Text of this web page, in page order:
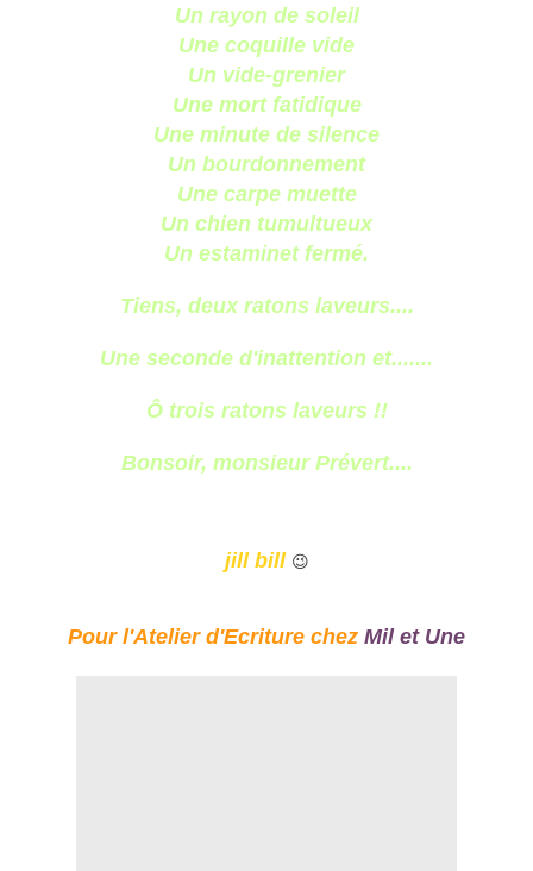
Un rayon de soleil
Une coquille vide
Un vide-grenier
Une mort fatidique
Une minute de silence
Un bourdonnement
Une carpe muette
Un chien tumultueux
Un estaminet fermé.
Tiens, deux ratons laveurs....
Une seconde d'inattention et.......
Ô trois ratons laveurs !!
Bonsoir, monsieur Prévert....
jill bill 😉
Pour l'Atelier d'Ecriture chez Mil et Une